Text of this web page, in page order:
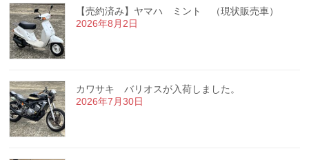
【売約済み】ヤマハ ミント （現状販売車）
2026年8月2日
カワサキ バリオスが入荷しました。
2026年7月30日